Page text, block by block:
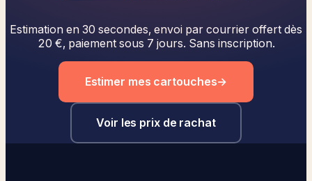
Estimation en 30 secondes, envoi par courrier offert dès
20 €, paiement sous 7 jours. Sans inscription.
Estimer mes cartouches→
Voir les prix de rachat